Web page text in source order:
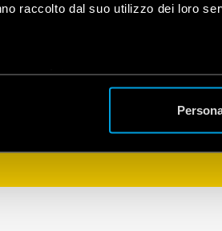
raccolto dal suo utilizzo dei loro
completa
Android e iOS.